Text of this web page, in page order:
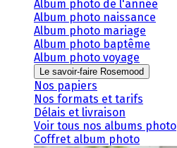
Album photo de l'année
Album photo naissance
Album photo mariage
Album photo baptême
Album photo voyage
Le savoir-faire Rosemood
Nos papiers
Nos formats et tarifs
Délais et livraison
Voir tous nos albums photo
Coffret album photo